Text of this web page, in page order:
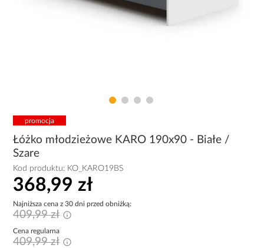
promocja
Łóżko młodzieżowe KARO 190x90 - Białe /
Szare
Kod produktu: KO_KARO19BS
368,99 zł
Najniższa cena z 30 dni przed obniżką:
409,99 zł
Cena regularna
409,99 zł